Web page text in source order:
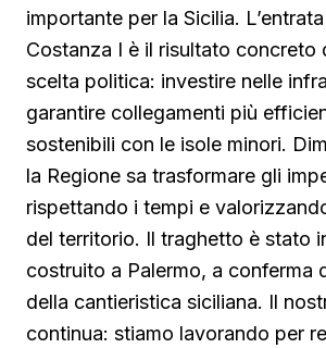
importante per la Sicilia.
Costanza I è il risultato concreto
scelta politica: investire nelle
garantire collegamenti più
sostenibili con le isole minori.
la Regione sa trasformare gli
rispettando i tempi e
del territorio. Il traghetto è stato
costruito a Palermo, a conferma
della cantieristica siciliana. Il
continua: stiamo lavorando per